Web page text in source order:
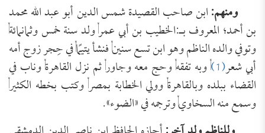
ومنهم:ابن صاحب القصيدة شمس الدين أبو عبد الله محمد
بن أحمد؛ المعروف بـ:الخطيب بن أبي عمر, ولد سنة خمس وثمانمائة,
وتوفي والده الناظم وهو ابن تسع سنين, فنشأ يتيمًا, في حِجر زوج أمه
أبي شعر(1) , وبه تفقه, وحج معه وجاور, ثم نزل القاهرة, وناب في
القضاء ببلده وبالقاهرة, وولي الخطابة بمصر, وكتب بخطه الكثير,
وسمع منه السخاوي, وترجمه في «الضوء».